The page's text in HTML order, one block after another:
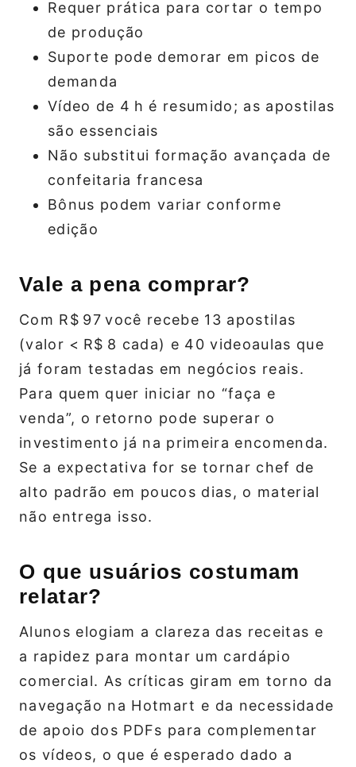
Requer prática para cortar o tempo
de produção
Suporte pode demorar em picos de
demanda
Vídeo de 4 h é resumido; as apostilas
são essenciais
Não substitui formação avançada de
confeitaria francesa
Bônus podem variar conforme
edição
Vale a pena comprar?
Com R$ 97 você recebe 13 apostilas
(valor < R$ 8 cada) e 40 videoaulas que
já foram testadas em negócios reais.
Para quem quer iniciar no “faça e
venda”, o retorno pode superar o
investimento já na primeira encomenda.
Se a expectativa for se tornar chef de
alto padrão em poucos dias, o material
não entrega isso.
O que usuários costumam
relatar?
Alunos elogiam a clareza das receitas e
a rapidez para montar um cardápio
comercial. As críticas giram em torno da
navegação na Hotmart e da necessidade
de apoio dos PDFs para complementar
os vídeos, o que é esperado dado a